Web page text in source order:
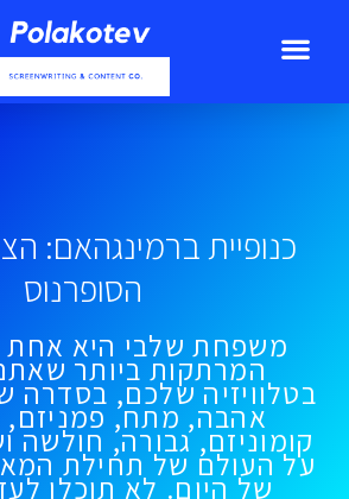
כנופיית ברמינגהאם:
הסופרנוס
משפחת שלבי היא
המרתקות ביותר
בטלוויזיה שלכם, בסדרה
אהבה, מתח, פמניזם,
קומוניזם, גבורה, חולשה
של היום. לא תוכלו